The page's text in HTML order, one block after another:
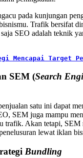
pada kunjungan
Trafik bersifat
SEO adalah teknik
Mencapai Target
SEM (Search
satu ini dapat
SEM juga mampu
trafik. Akan tetapi, SEM
lewat iklan
Bundling